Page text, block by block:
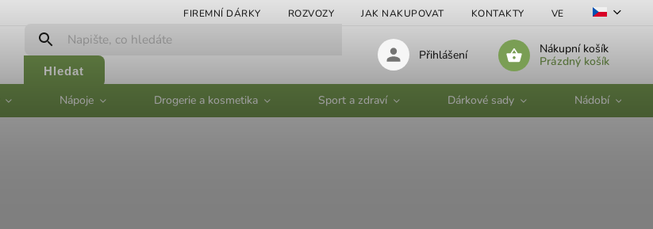
FIREMNÍ DÁRKY ROZVOZY JAK NAKUPOVAT KONTAKTY VELKOOBCHOD
Hledat
Nákupní košík
Prázdný košík
Přihlášení
Nápoje Drogerie a kosmetika Sport a zdraví Dárkové sady Nádobí